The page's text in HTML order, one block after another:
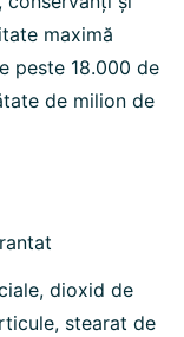
maximă
peste 18.000 de
de milion de
dioxid de
stearat de